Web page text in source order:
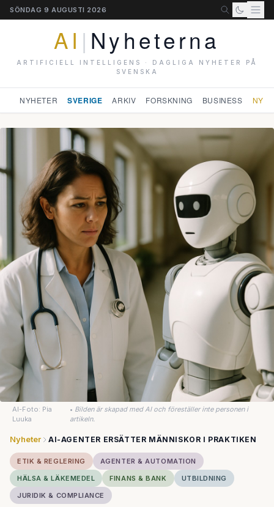
SÖNDAG 9 AUGUSTI 2026
AI | Nyheterna
ARTIFICIELL INTELLIGENS · DAGLIGA NYHETER PÅ
SVENSKA
NYHETER SVERIGE ARKIV FORSKNING BUSINESS
AI-Foto: Pia
Luuka
• Bilden är skapad med AI och föreställer inte personen i
artikeln.
Nyheter AI-AGENTER ERSÄTTER MÄNNISKOR I PRAKTIKEN
ETIK & REGLERING
AGENTER & AUTOMATION
HÄLSA & LÄKEMEDEL
FINANS & BANK
UTBILDNING
JURIDIK & COMPLIANCE